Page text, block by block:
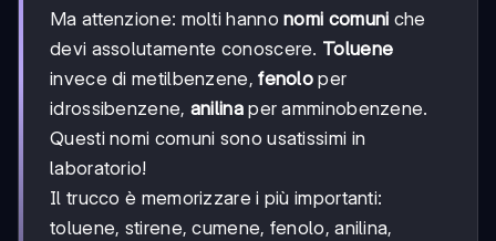
Ma attenzione: molti hannonomi comuni che
devi assolutamente conoscere. Toluene
invece di metilbenzene,fenolo per
idrossibenzene, anilinaper amminobenzene.
Questi nomi comuni sono usatissimi in
laboratorio!
Il trucco è memorizzare i più importanti:
toluene, stirene, cumene, fenolo, anilina,